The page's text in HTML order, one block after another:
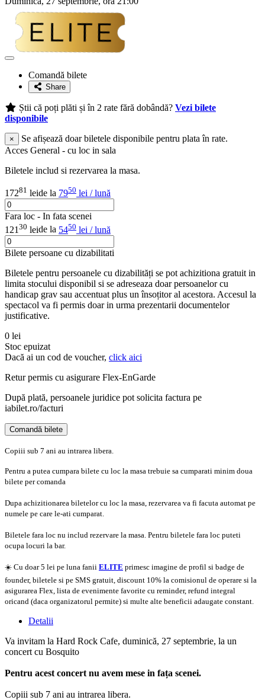
Adaugă
favoriteComandă bilete
Share
Știi că poți plăti și în 2 rate fără dobândă? Vezi bilete
disponibile
×
Se afișează doar biletele disponibile pentru plata în rate.
Acces General - cu loc in sala
Biletele includ si rezervarea la masa.
17281 leide la 7950 lei / lună
Fara loc - In fata scenei
121 30 leide la 5450 lei / lună
Bilete persoane cu dizabilitati
Biletele pentru persoanele cu dizabilități se pot achizitiona gratuit in
limita stocului disponibil si se adreseaza doar persoanelor cu
handicap grav sau accentuat plus un însoțitor al acestora. Accesul la
spectacol va fi permis doar in urma prezentarii documentelor
justificative.
0 lei
Stoc epuizat
Dacă ai un cod de voucher, click aici
Retur permis cu asigurare Flex-EnGarde
După plată, persoanele juridice pot solicita factura pe
iabilet.ro/facturi
Comandă bilete
Copiii sub 7 ani au intrarea libera.
Pentru a putea cumpara bilete cu loc la masa trebuie sa cumparati minim doua
bilete per comanda
Dupa achizitionarea biletelor cu loc la masa, rezervarea va fi facuta automat pe
numele pe care le-ati cumparat.
Biletele fara loc nu includ rezervare la masa. Pentru biletele fara loc puteti
ocupa locuri la bar.
☀️ Cu doar 5 lei pe luna fanii ELITE primesc imagine de profil si badge de
founder, biletele si pe SMS gratuit, discount 10% la comisionul de operare si la
asigurarea Flex, lista de evenimente favorite cu reminder, refund integral
oricand (daca organizatorul permite) si multe alte beneficii adaugate constant.
Detalii
Va invitam la Hard Rock Cafe, duminică, 27 septembrie, la un
concert cu Bosquito
Pentru acest concert nu avem mese in fața scenei.
Copiii sub 7 ani au intrarea libera.